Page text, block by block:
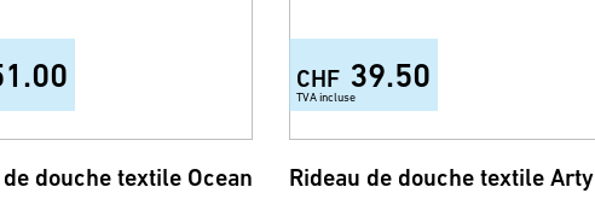
douche textile Ocean
CHF 39.50
TVA incluse
Rideau de douche textile Arty